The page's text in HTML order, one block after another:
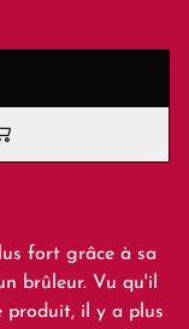
fort grâce à sa
brûleur. Vu qu'il
produit, il y a plus